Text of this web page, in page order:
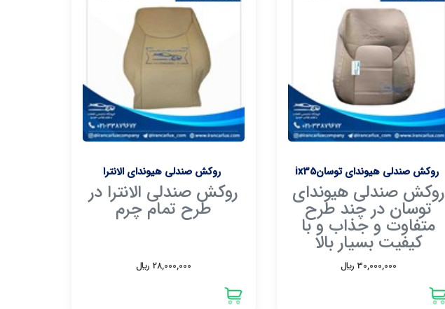
روکش صندلی هیوندای توسانix35
روکش صندلی هیوندای
توسان در چند طرح
متفاوت و جذاب و با
کیفیت بسیار بالا
30,000,000 ريال
روکش صندلی هیوندای الانترا
روکش صندلی الانترا در
طرح تمام چرم
28,000,000 ريال